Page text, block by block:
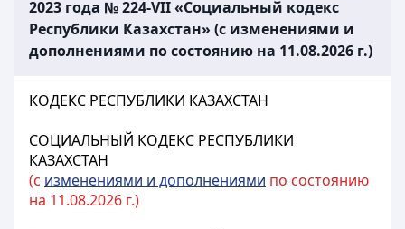
2023 года № 224-VII «Социальный кодекс
Республики Казахстан» (с изменениями и
дополнениями по состоянию на 11.08.2026 г.)
КОДЕКС РЕСПУБЛИКИ КАЗАХСТАН
СОЦИАЛЬНЫЙ КОДЕКС РЕСПУБЛИКИ
КАЗАХСТАН
(с изменениями и дополнениями по состоянию
на 11.08.2026 г.)